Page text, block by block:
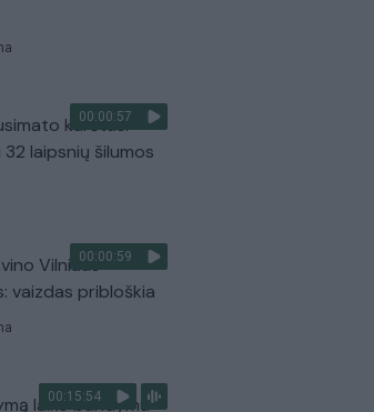
00:00:57
karštas:
laipsnių šilumos
00:00:59
Vilniaus
vaizdas pribloškia
00:15:54
laiko bandymu